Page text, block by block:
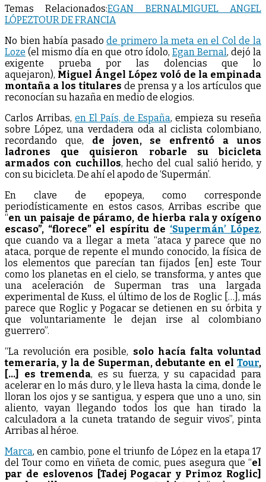
Temas Relacionados:EGAN BERNALMIGUEL ANGEL
LÓPEZTOUR DE FRANCIA
No bien había pasadode primero la meta en el Col de la
Loze (el mismo día en que otro ídolo, Egan Bernal, dejó la
exigente prueba por las dolencias que lo
aquejaron), Miguel Ángel López voló de la empinada
montaña a los titulares de prensa y a los artículos que
reconocían su hazaña en medio de elogios.
Carlos Arribas, en El País, de España, empieza su reseña
sobre López, una verdadera oda al ciclista colombiano,
recordando que, de joven, se enfrentó a unos
ladrones que quisieron robarle su bicicleta
armados con cuchillos, hecho del cual salió herido, y
con su bicicleta. De ahí el apodo de ‘Supermán’.
En clave de epopeya, como corresponde
periodísticamente en estos casos, Arribas escribe que
“en un paisaje de páramo, de hierba rala y oxígeno
escaso”, “florece” el espíritu de ‘Supermán’ López,
que cuando va a llegar a meta “ataca y parece que no
ataca, porque de repente el mundo conocido, la física de
los elementos que parecían tan fijados [en] este Tour
como los planetas en el cielo, se transforma, y antes que
una aceleración de Superman tras una largada
experimental de Kuss, el último de los de Roglic […], más
parece que Roglic y Pogacar se detienen en su órbita y
que voluntariamente le dejan irse al colombiano
guerrero”.
“La revolución era posible, solo hacía falta voluntad
temeraria, y la de Superman, debutante en el Tour,
[…] es tremenda, es su fuerza, y su capacidad para
acelerar en lo más duro, y le lleva hasta la cima, donde le
lloran los ojos y se santigua, y espera que uno a uno, sin
aliento, vayan llegando todos los que han tirado la
calculadora a la cuneta tratando de seguir vivos”, pinta
Arribas al héroe.
Marca, en cambio, pone el triunfo de López en la etapa 17
del Tour como en viñeta de comic, pues asegura que “el
par de eslovenos [Tadej Pogacar y Primoz Roglic]